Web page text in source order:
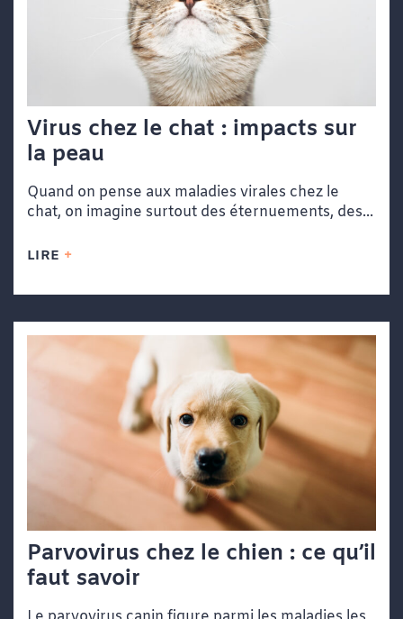
Virus chez le chat : impacts sur
la peau
Quand on pense aux maladies virales chez le
chat, on imagine surtout des éternuements, des...
LIRE
Parvovirus chez le chien : ce qu’il
faut savoir